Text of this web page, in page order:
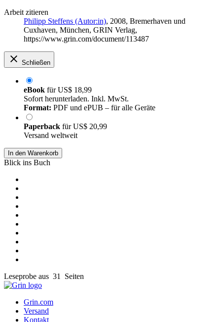
Arbeit zitieren
Philipp Steffens (Autor:in), 2008, Bremerhaven und
Cuxhaven, München, GRIN Verlag,
https://www.grin.com/document/113487
Schließen
eBook fürUS$ 18,99
Sofort herunterladen. Inkl. MwSt.
Format: PDF und ePUB – für alle Geräte
Paperback fürUS$ 20,99
Versand weltweit
In den Warenkorb
Blick ins Buch
Leseprobe aus 31 Seiten
Grin.com
Versand
Kontakt